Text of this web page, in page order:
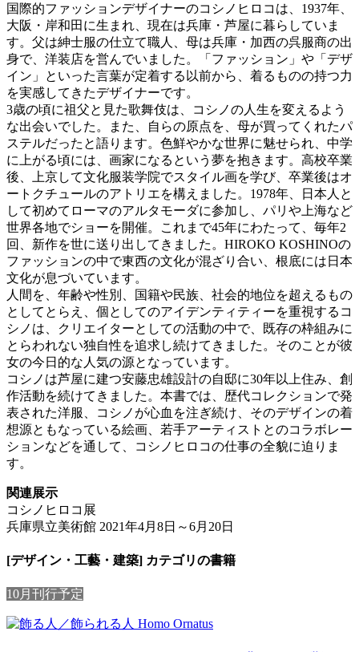
国際的ファッションデザイナーのコシノヒロコは、1937年、
大阪・岸和田に生まれ、現在は兵庫・芦屋に暮らしていま
す。父は紳士服の仕立て職人、母は兵庫・加西の呉服商の出
身で、洋装店を営んでいました。「ファッション」や「デザ
イン」といった言葉が定着する以前から、着るものの持つ力
を実感してきたデザイナーです。
3歳の頃に祖父と見た歌舞伎は、コシノの人生を変えるよう
な出会いでした。また、自らの原点を、母が買ってくれたパ
ステルだったと語ります。色鮮やかな世界に魅せられ、中学
に上がる頃には、画家になるという夢を抱きます。高校卒業
後、上京して文化服装学院でスタイル画を学び、卒業後はオ
ートクチュールのアトリエを構えました。1978年、日本人と
して初めてローマのアルタモーダに参加し、パリや上海など
世界各地でショーを開催。これまで45年にわたって、毎年2
回、新作を世に送り出してきました。HIROKO KOSHINOの
ファッションの中で東西の文化が混ざり合い、根底には日本
文化が息づいています。
人間を、年齢や性別、国籍や民族、社会的地位を超えるもの
としてとらえ、個としてのアイデンティティーを重視するコ
シノは、クリエイターとしての活動の中で、既存の枠組みに
とらわれない独自性を追求し続けてきました。そのことが彼
女の今日的な人気の源となっています。
コシノは芦屋に建つ安藤忠雄設計の自邸に30年以上住み、創
作活動を続けてきました。本書では、歴代コレクションで発
表された洋服、コシノが心血を注ぎ続け、そのデザインの着
想源ともなっている絵画、若手アーティストとのコラボレー
ションなどを通して、コシノヒロコの仕事の全貌に迫りま
す。
関連展示
コシノヒロコ展
兵庫県立美術館 2021年4月8日～6月20日
[デザイン・工藝・建築] カテゴリの書籍
10月刊行予定